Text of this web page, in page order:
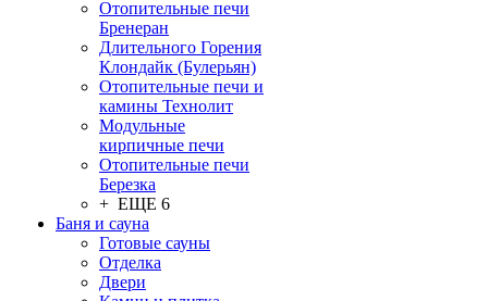
Отопительные печи
Бренеран
Длительного Горения
Клондайк (Булерьян)
Отопительные печи и
камины Технолит
Модульные
кирпичные печи
Отопительные печи
Березка
+ ЕЩЕ 6
Баня и сауна
Готовые сауны
Отделка
Двери